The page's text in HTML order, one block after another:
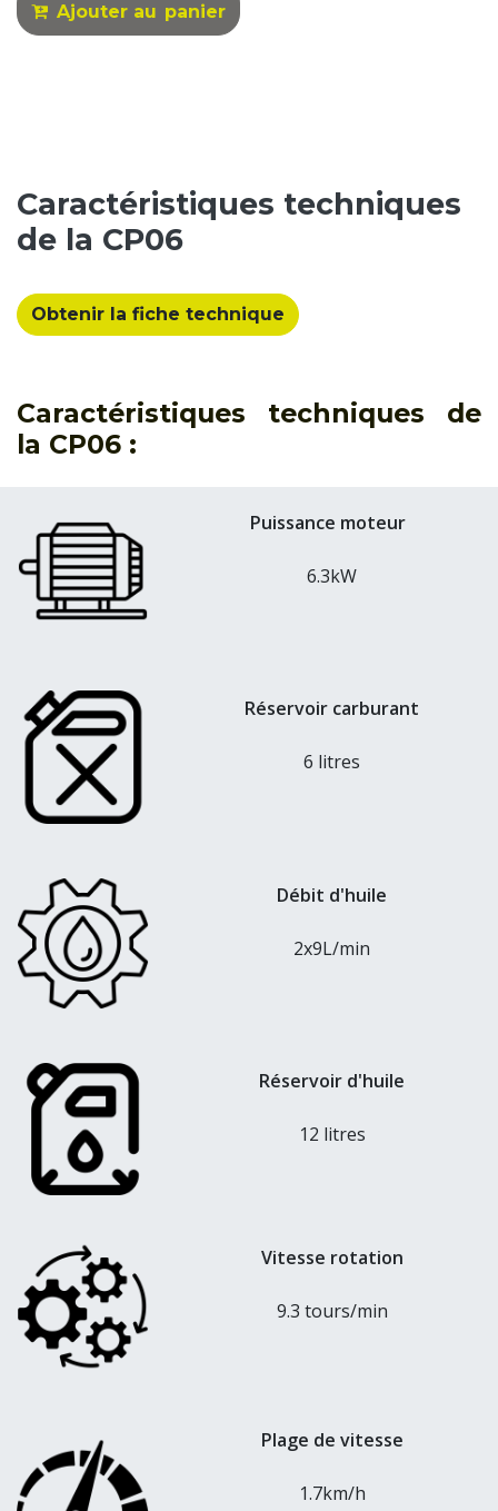
Ajouter au panier
Caractéristiques techniques
de la CP06
Obtenir la fiche technique
Caractéristiques techniques de
la CP06 :
Puissance moteur
6.3kW
Réservoir carburant
6 litres
Débit d'huile
2x9L/min
Réservoir d'huile
12 litres
Vitesse rotation
9.3 tours/min
Plage de vitesse
1.7km/h